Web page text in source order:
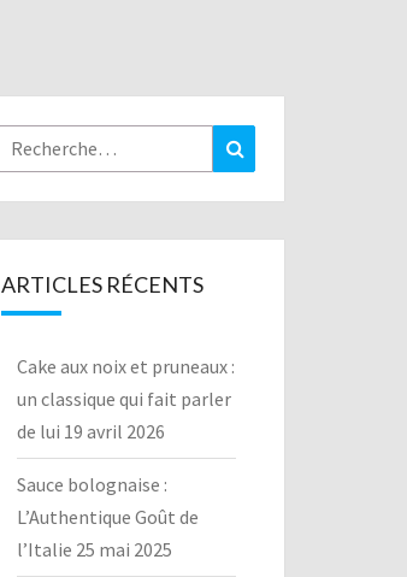
Rechercher :
ARTICLES RÉCENTS
Cake aux noix et pruneaux :
un classique qui fait parler
de lui 19 avril 2026
Sauce bolognaise :
L’Authentique Goût de
l’Italie 25 mai 2025